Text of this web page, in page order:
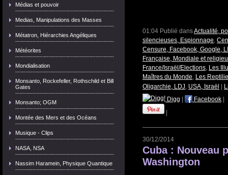
Médias et pouvoir
Medias, Manipulations des Masses
Métatron, Hiérarchies Angéliques
Météorites
Mondialisation
Monsanto, Rockefeller, Rothschild et Bill
Gates
Monsanto; OGM
Montée des Mers et des Océans
Musique - Clips
NASA, NSA
Nassim Haramein, Physique Quantique
01:04 Publié dansActualité,
silencieuses, Espionnage,
Censure, Facebook, Google,
Française, Mondiale et
France/Israël/Elections, Les
Maîtres du Monde, Les
Oligarchie, LDJ, USA, Israël
Digg
Facebook
30/12/2014
Cuba : Nouveau
Washington